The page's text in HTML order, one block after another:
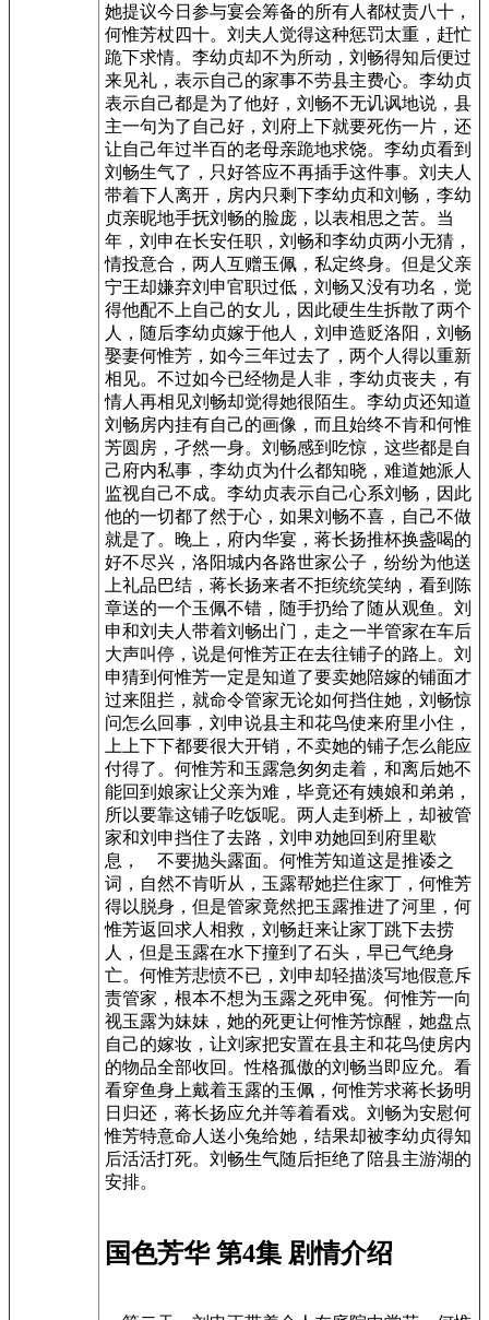
她提议今日参与宴会筹备的所有人都杖责八十，
何惟芳杖四十。刘夫人觉得这种惩罚太重，赶忙
跪下求情。李幼贞却不为所动，刘畅得知后便过
来见礼，表示自己的家事不劳县主费心。李幼贞
表示自己都是为了他好，刘畅不无讥讽地说，县
主一句为了自己好，刘府上下就要死伤一片，还
让自己年过半百的老母亲跪地求饶。李幼贞看到
刘畅生气了，只好答应不再插手这件事。刘夫人
带着下人离开，房内只剩下李幼贞和刘畅，李幼
贞亲昵地手抚刘畅的脸庞，以表相思之苦。当
年，刘申在长安任职，刘畅和李幼贞两小无猜，
情投意合，两人互赠玉佩，私定终身。但是父亲
宁王却嫌弃刘申官职过低，刘畅又没有功名，觉
得他配不上自己的女儿，因此硬生生拆散了两个
人，随后李幼贞嫁于他人，刘申造贬洛阳，刘畅
娶妻何惟芳，如今三年过去了，两个人得以重新
相见。不过如今已经物是人非，李幼贞丧夫，有
情人再相见刘畅却觉得她很陌生。李幼贞还知道
刘畅房内挂有自己的画像，而且始终不肯和何惟
芳圆房，孑然一身。刘畅感到吃惊，这些都是自
己府内私事，李幼贞为什么都知晓，难道她派人
监视自己不成。李幼贞表示自己心系刘畅，因此
他的一切都了然于心，如果刘畅不喜，自己不做
就是了。晚上，府内华宴，蒋长扬推杯换盏喝的
好不尽兴，洛阳城内各路世家公子，纷纷为他送
上礼品巴结，蒋长扬来者不拒统统笑纳，看到陈
章送的一个玉佩不错，随手扔给了随从观鱼。刘
申和刘夫人带着刘畅出门，走之一半管家在车后
大声叫停，说是何惟芳正在去往铺子的路上。刘
申猜到何惟芳一定是知道了要卖她陪嫁的铺面才
过来阻拦，就命令管家无论如何挡住她，刘畅惊
问怎么回事，刘申说县主和花鸟使来府里小住，
上上下下都要很大开销，不卖她的铺子怎么能应
付得了。何惟芳和玉露急匆匆走着，和离后她不
能回到娘家让父亲为难，毕竟还有姨娘和弟弟，
所以要靠这铺子吃饭呢。两人走到桥上，却被管
家和刘申挡住了去路，刘申劝她回到府里歇
息， 不要抛头露面。何惟芳知道这是推诿之
词，自然不肯听从，玉露帮她拦住家丁，何惟芳
得以脱身，但是管家竟然把玉露推进了河里，何
惟芳返回求人相救，刘畅赶来让家丁跳下去捞
人，但是玉露在水下撞到了石头，早已气绝身
亡。何惟芳悲愤不已，刘申却轻描淡写地假意斥
责管家，根本不想为玉露之死申冤。何惟芳一向
视玉露为妹妹，她的死更让何惟芳惊醒，她盘点
自己的嫁妆，让刘家把安置在县主和花鸟使房内
的物品全部收回。性格孤傲的刘畅当即应允。看
看穿鱼身上戴着玉露的玉佩，何惟芳求蒋长扬明
日归还，蒋长扬应允并等着看戏。刘畅为安慰何
惟芳特意命人送小兔给她，结果却被李幼贞得知
后活活打死。刘畅生气随后拒绝了陪县主游湖的
安排。
国色芳华 第4集 剧情介绍